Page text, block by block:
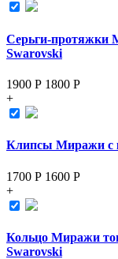
Серьги-протяжки
Swarovski
1900 Р 1800 Р
+
Клипсы Миражи с
1700 Р 1600 Р
+
Кольцо Миражи
Swarovski